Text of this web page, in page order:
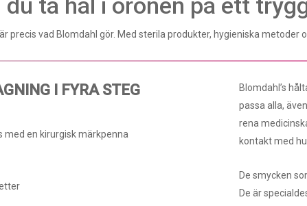
du ta hål i öronen på ett
precis vad Blomdahl gör. Med sterila produkter, hygieniska
I FYRA STEG
med en kirurgisk märkpenna
Blomdahl’s
passa alla,
rena
kontakt med
De smycken
De är